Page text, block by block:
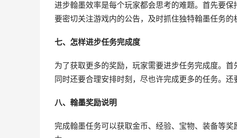
进步翰墨效率是每个玩家都会思考的难题。首先要
要密切关注游戏内的公告，及时抓住独特翰墨任务
七、怎样进步任务完成度
为了获取更多的奖励，玩家需要进步任务完成度。
同时还要合理安排时刻，尽也许完成更多的任务。还
八、翰墨奖励说明
完成翰墨任务可以获取金币、经验、宝物、装备等